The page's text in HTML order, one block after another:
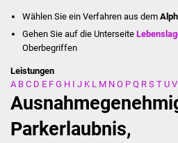
Wählen Sie ein Verfahren aus dem
Gehen Sie auf die Unterseite
Oberbegriffen
Leistungen
A B C D E F G H I J K L M N O P Q R S T U V
Parkerlaubnis,